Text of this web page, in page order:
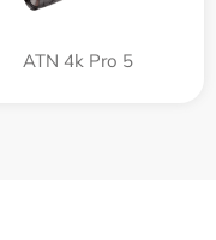
ATN 4k Pro 5